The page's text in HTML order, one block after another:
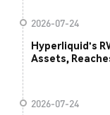
2026-07-24
Hyperliquid's
Assets,
2026-07-24